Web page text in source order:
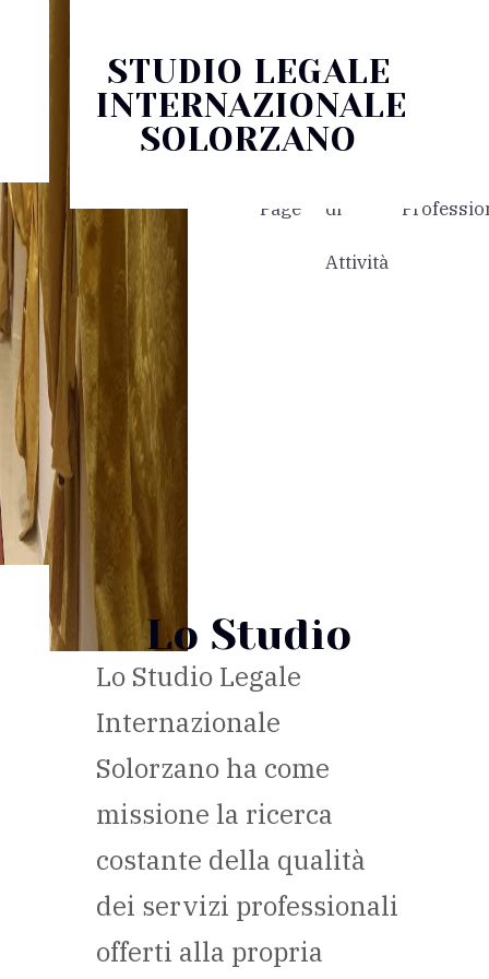
STUDIO LEGALE
INTERNAZIONALE
SOLORZANO
Home
Page
Settori
di
Attività
Lo Studio
Lo Studio Legale
Internazionale
Solorzano ha come
missione la ricerca
costante della qualità
dei servizi professionali
offerti alla propria